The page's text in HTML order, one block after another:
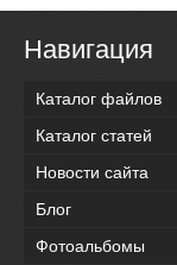
Навигация
Каталог файлов
Каталог статей
Новости сайта
Блог
Фотоальбомы